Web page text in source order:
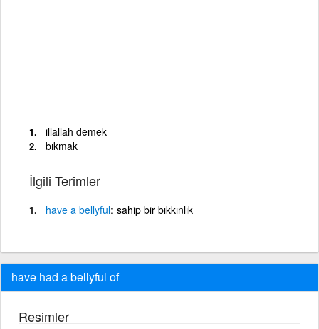
illallah demek
bıkmak
İlgili Terimler
have a bellyful sahip bir bıkkınlık
have had a bellyful of
Resimler